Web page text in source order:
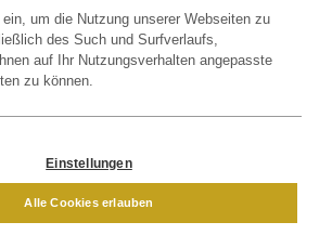
Newsletter Partner
Versand
DAMEN
um die Nutzung unserer Webseiten zu
des Such und Surfverlaufs,
auf Ihr Nutzungsverhalten angepasste
zu können.
Einstellungen
Alle Cookies erlauben